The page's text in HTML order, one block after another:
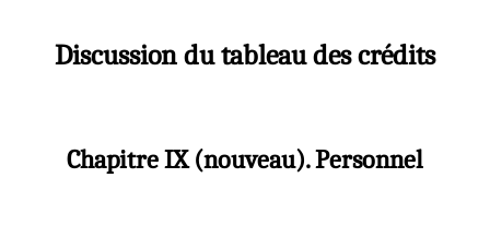
Discussion du tableau des crédits
Chapitre IX (nouveau). Personnel